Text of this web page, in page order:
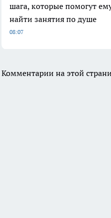
шага, которые помогут
найти занятия по душе
08:07
Комментарии на этой